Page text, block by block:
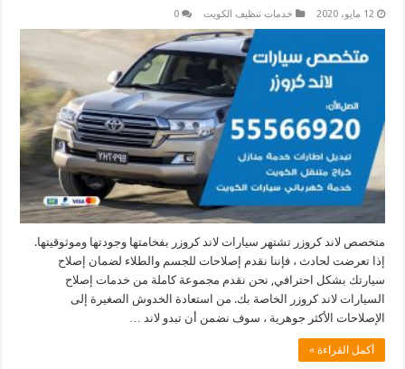
12 مايو، 2020 خدمات تنظيف الكويت 0
متخصص لاند كروزر تشتهر سيارات لاند كروزر بفخامتها وجودتها وموثوقيتها.
إذا تعرضت لحادث ، فإننا نقدم إصلاحات للجسم والطلاء لضمان إصلاح
سيارتك بشكل احترافي, نحن نقدم مجموعة كاملة من خدمات إصلاح
السيارات لاند كروزر الخاصة بك. من استعادة الخدوش الصغيرة إلى
الإصلاحات الأكثر جوهرية ، سوف نضمن أن تبدو لاند …
أكمل القراءة »